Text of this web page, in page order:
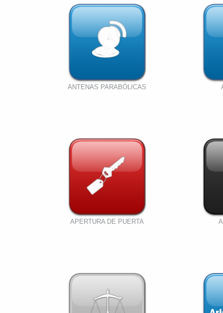
ANTENAS PARABÓLICAS
APERTURA DE PUERTA